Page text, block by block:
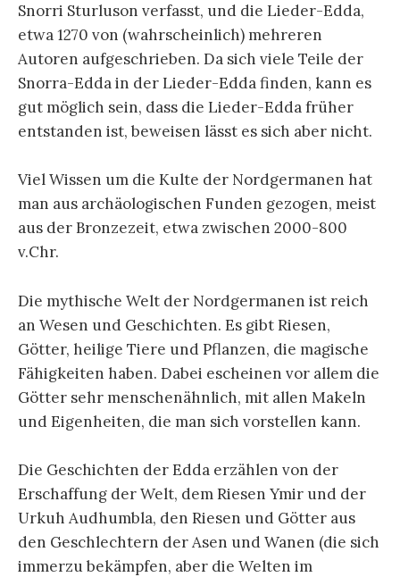
Snorri Sturluson verfasst, und die Lieder-Edda,
etwa 1270 von (wahrscheinlich) mehreren
Autoren aufgeschrieben. Da sich viele Teile der
Snorra-Edda in der Lieder-Edda finden, kann es
gut möglich sein, dass die Lieder-Edda früher
entstanden ist, beweisen lässt es sich aber nicht.
Viel Wissen um die Kulte der Nordgermanen hat
man aus archäologischen Funden gezogen, meist
aus der Bronzezeit, etwa zwischen 2000-800
v.Chr.
Die mythische Welt der Nordgermanen ist reich
an Wesen und Geschichten. Es gibt Riesen,
Götter, heilige Tiere und Pflanzen, die magische
Fähigkeiten haben. Dabei escheinen vor allem die
Götter sehr menschenähnlich, mit allen Makeln
und Eigenheiten, die man sich vorstellen kann.
Die Geschichten der Edda erzählen von der
Erschaffung der Welt, dem Riesen Ymir und der
Urkuh Audhumbla, den Riesen und Götter aus
den Geschlechtern der Asen und Wanen (die sich
immerzu bekämpfen, aber die Welten im